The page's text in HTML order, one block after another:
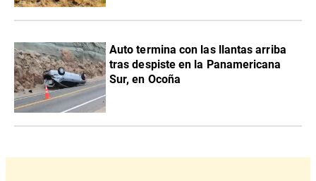
Auto termina con las llantas arriba
tras despiste en la Panamericana
Sur, en Ocoña